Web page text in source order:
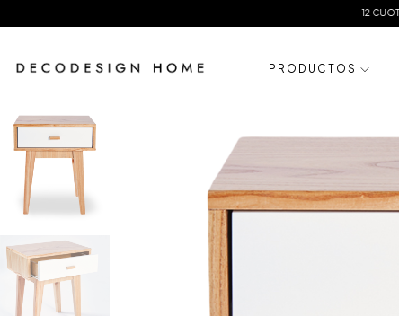
12 CUOTAS SIN INTERES
P R O D U C T O S